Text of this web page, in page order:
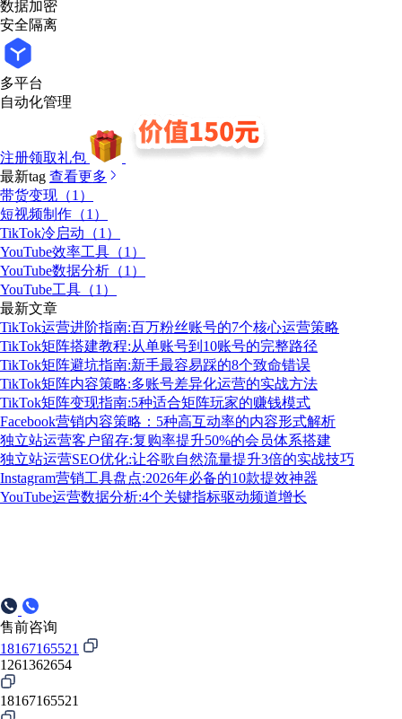
数据加密
安全隔离
多平台
自动化管理
注册领取礼包
最新tag 查看更多
带货变现（1）
短视频制作（1）
TikTok冷启动（1）
YouTube效率工具（1）
YouTube数据分析（1）
YouTube工具（1）
最新文章
TikTok运营进阶指南:百万粉丝账号的7个核心运营策略
TikTok矩阵搭建教程:从单账号到10账号的完整路径
TikTok矩阵避坑指南:新手最容易踩的8个致命错误
TikTok矩阵内容策略:多账号差异化运营的实战方法
TikTok矩阵变现指南:5种适合矩阵玩家的赚钱模式
Facebook营销内容策略：5种高互动率的内容形式解析
独立站运营客户留存:复购率提升50%的会员体系搭建
独立站运营SEO优化:让谷歌自然流量提升3倍的实战技巧
Instagram营销工具盘点:2026年必备的10款提效神器
YouTube运营数据分析:4个关键指标驱动频道增长
售前咨询
18167165521
1261362654
18167165521